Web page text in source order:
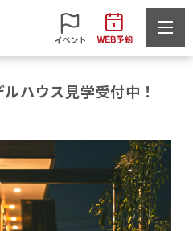
ハウス見学受付中！